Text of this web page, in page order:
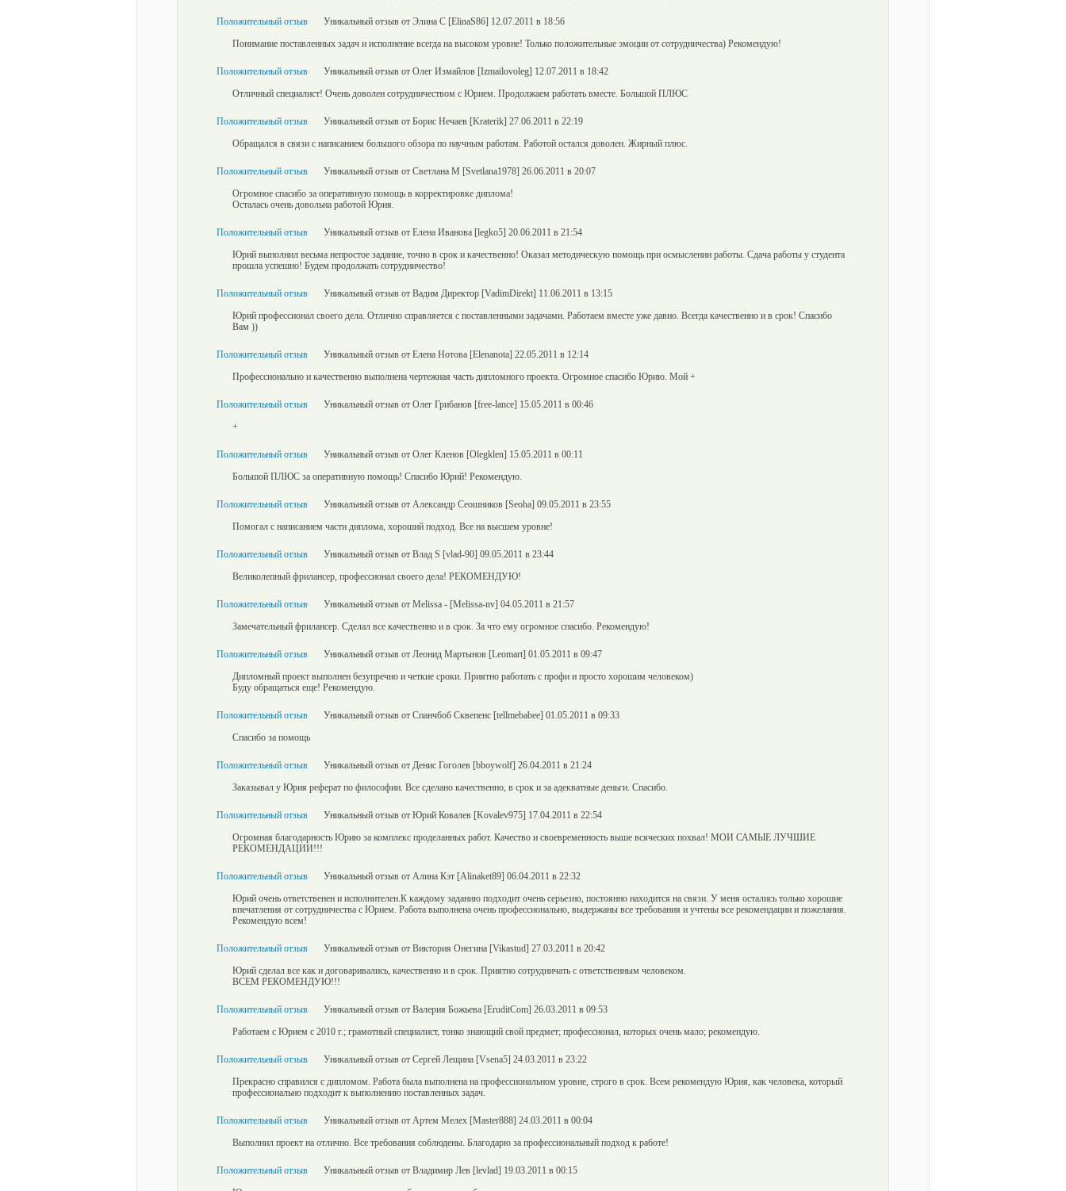
Положительный отзыв
Уникальный отзыв от Элина С [ElinaS86] 12.07.2011 в 18:56
Понимание поставленных задач и исполнение всегда на высоком уровне! Только положительные эмоции от сотрудничества) Рекомендую!
Положительный отзыв
Уникальный отзыв от Олег Измайлов [Izmailovoleg] 12.07.2011 в 18:42
Отличный специалист! Очень доволен сотрудничеством с Юрием. Продолжаем работать вместе. Большой ПЛЮС
Положительный отзыв
Уникальный отзыв от Борис Нечаев [Kraterik] 27.06.2011 в 22:19
Обращался в связи с написанием большого обзора по научным работам. Работой остался доволен. Жирный плюс.
Положительный отзыв
Уникальный отзыв от Светлана М [Svetlana1978] 26.06.2011 в 20:07
Огромное спасибо за оперативную помощь в корректировке диплома!
Осталась очень довольна работой Юрия.
Положительный отзыв
Уникальный отзыв от Елена Иванова [legko5] 20.06.2011 в 21:54
Юрий выполнил весьма непростое задание, точно в срок и качественно! Оказал методическую помощь при осмыслении работы. Сдача работы у студента
прошла успешно! Будем продолжать сотрудничество!
Положительный отзыв
Уникальный отзыв от Вадим Директор [VadimDirekt] 11.06.2011 в 13:15
Юрий профессионал своего дела. Отлично справляется с поставленными задачами. Работаем вместе уже давно. Всегда качественно и в срок! Спасибо
Вам ))
Положительный отзыв
Уникальный отзыв от Елена Нотова [Elenanota] 22.05.2011 в 12:14
Профессионально и качественно выполнена чертежная часть дипломного проекта. Огромное спасибо Юрию. Мой +
Положительный отзыв
Уникальный отзыв от Олег Грибанов [free-lance] 15.05.2011 в 00:46
+
Положительный отзыв
Уникальный отзыв от Олег Кленов [Olegklen] 15.05.2011 в 00:11
Большой ПЛЮС за оперативную помощь! Спасибо Юрий! Рекомендую.
Положительный отзыв
Уникальный отзыв от Александр Сеошников [Seoha] 09.05.2011 в 23:55
Помогал с написанием части диплома, хороший подход. Все на высшем уровне!
Положительный отзыв
Уникальный отзыв от Влад S [vlad-90] 09.05.2011 в 23:44
Великолепный фрилансер, профессионал своего дела! РЕКОМЕНДУЮ!
Положительный отзыв
Уникальный отзыв от Melissa - [Melissa-nv] 04.05.2011 в 21:57
Замечательный фрилансер. Сделал все качественно и в срок. За что ему огромное спасибо. Рекомендую!
Положительный отзыв
Уникальный отзыв от Леонид Мартынов [Leomart] 01.05.2011 в 09:47
Дипломный проект выполнен безупречно и четкие сроки. Приятно работать с профи и просто хорошим человеком)
Буду обращаться еще! Рекомендую.
Положительный отзыв
Уникальный отзыв от Спанчбоб Сквепенс [tellmebabee] 01.05.2011 в 09:33
Спасибо за помощь
Положительный отзыв
Уникальный отзыв от Денис Гоголев [bboywolf] 26.04.2011 в 21:24
Заказывал у Юрия реферат по философии. Все сделано качественно, в срок и за адекватные деньги. Спасибо.
Положительный отзыв
Уникальный отзыв от Юрий Ковалев [Kovalev975] 17.04.2011 в 22:54
Огромная благодарность Юрию за комплекс проделанных работ. Качество и своевременность выше всяческих похвал! МОИ САМЫЕ ЛУЧШИЕ
РЕКОМЕНДАЦИИ!!!
Положительный отзыв
Уникальный отзыв от Алина Кэт [Alinaket89] 06.04.2011 в 22:32
Юрий очень ответственен и исполнителен.К каждому заданию подходит очень серьезно, постоянно находится на связи. У меня остались только хорошие
впечатления от сотрудничества с Юрием. Работа выполнена очень профессионально, выдержаны все требования и учтены все рекомендации и пожелания.
Рекомендую всем!
Положительный отзыв
Уникальный отзыв от Виктория Онегина [Vikastud] 27.03.2011 в 20:42
Юрий сделал все как и договаривались, качественно и в срок. Приятно сотрудничать с ответственным человеком.
ВСЕМ РЕКОМЕНДУЮ!!!
Положительный отзыв
Уникальный отзыв от Валерия Божьева [EruditCom] 26.03.2011 в 09:53
Работаем с Юрием с 2010 г.; грамотный специалист, тонко знающий свой предмет; профессионал, которых очень мало; рекомендую.
Положительный отзыв
Уникальный отзыв от Сергей Лещина [Vsena5] 24.03.2011 в 23:22
Прекрасно справился с дипломом. Работа была выполнена на профессиональном уровне, строго в срок. Всем рекомендую Юрия, как человека, который
профессионально подходит к выполнению поставленных задач.
Положительный отзыв
Уникальный отзыв от Артем Мелех [Master888] 24.03.2011 в 00:04
Выполнил проект на отлично. Все требования соблюдены. Благодарю за профессиональный подход к работе!
Положительный отзыв
Уникальный отзыв от Владимир Лев [levlad] 19.03.2011 в 00:15